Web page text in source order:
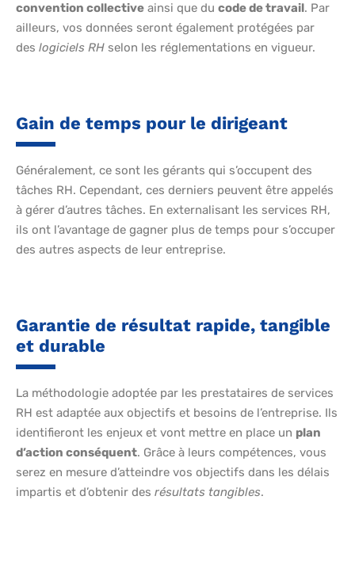
convention collective ainsi que du code de travail. Par
ailleurs, vos données seront également protégées par
des logiciels RH selon les réglementations en vigueur.
Gain de temps pour le dirigeant
Généralement, ce sont les gérants qui s’occupent des
tâches RH. Cependant, ces derniers peuvent être appelés
à gérer d’autres tâches. En externalisant les services RH,
ils ont l’avantage de gagner plus de temps pour s’occuper
des autres aspects de leur entreprise.
Garantie de résultat rapide, tangible
et durable
La méthodologie adoptée par les prestataires de services
RH est adaptée aux objectifs et besoins de l’entreprise. Ils
identifieront les enjeux et vont mettre en place un plan
d’action conséquent. Grâce à leurs compétences, vous
serez en mesure d’atteindre vos objectifs dans les délais
impartis et d’obtenir des résultats tangibles.